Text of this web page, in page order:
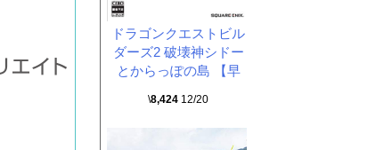
ドラゴンクエストビル
ダーズ2 破壊神シドー
とからっぽの島 【早
\8,424 12/20